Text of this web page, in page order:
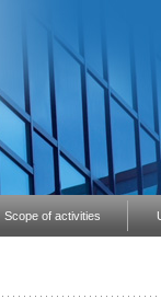
Scope of activities